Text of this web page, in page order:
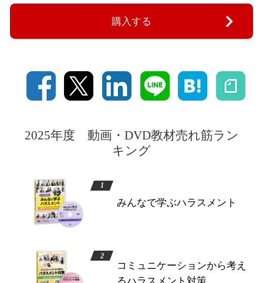
購入する
2025年度 動画・DVD教材売れ筋ラン
キング
みんなで学ぶハラスメント
コミュニケーションから考え